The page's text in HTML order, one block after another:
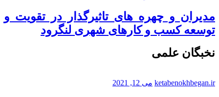
مدیران و چهره های تاثیرگذار در تقویت و
توسعه کسب و کارهای شهری لنگرود
نخبگان علمی
ketabenokhbegan.ir می 12, 2021